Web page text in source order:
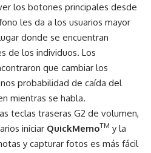
los botones principales desde
les da a los usuarios mayor
donde se encuentran
de los individuos. Los
que cambiar los
probabilidad de caída del
mientras se habla.
teclas traseras G2 de volumen,
iniciar QuickMemoTM y la
y capturar fotos es más fácil